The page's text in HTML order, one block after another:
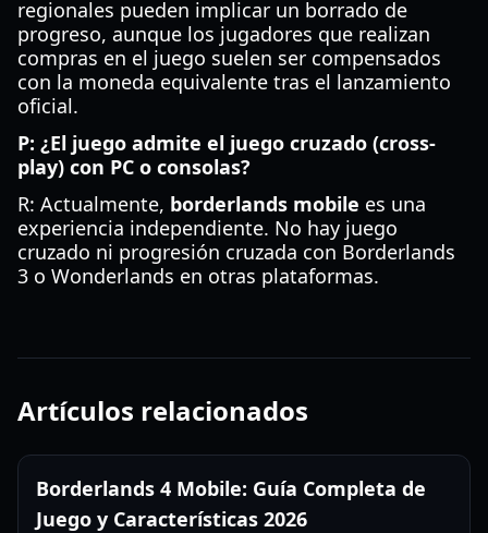
regionales pueden implicar un borrado de
progreso, aunque los jugadores que realizan
compras en el juego suelen ser compensados
con la moneda equivalente tras el lanzamiento
oficial.
P: ¿El juego admite el juego cruzado (cross-
play) con PC o consolas?
R: Actualmente, borderlands mobile es una
experiencia independiente. No hay juego
cruzado ni progresión cruzada con Borderlands
3 o Wonderlands en otras plataformas.
Artículos relacionados
Borderlands 4 Mobile: Guía Completa de
Juego y Características 2026